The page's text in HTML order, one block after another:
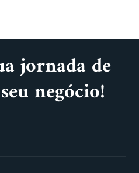
jornada de
negócio!